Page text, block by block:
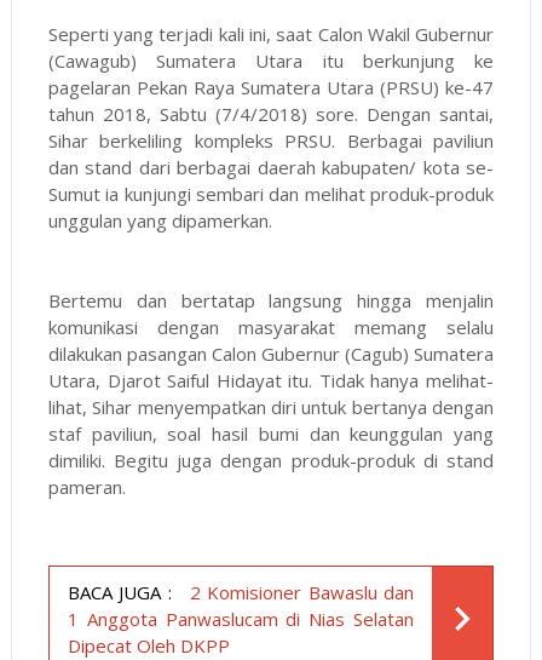
Seperti yang terjadi kali ini, saat Calon Wakil Gubernur
(Cawagub) Sumatera Utara itu berkunjung ke
pagelaran Pekan Raya Sumatera Utara (PRSU) ke-47
tahun 2018, Sabtu (7/4/2018) sore. Dengan santai,
Sihar berkeliling kompleks PRSU. Berbagai paviliun
dan stand dari berbagai daerah kabupaten/ kota se-
Sumut ia kunjungi sembari dan melihat produk-produk
unggulan yang dipamerkan.
Bertemu dan bertatap langsung hingga menjalin
komunikasi dengan masyarakat memang selalu
dilakukan pasangan Calon Gubernur (Cagub) Sumatera
Utara, Djarot Saiful Hidayat itu. Tidak hanya melihat-
lihat, Sihar menyempatkan diri untuk bertanya dengan
staf paviliun, soal hasil bumi dan keunggulan yang
dimiliki. Begitu juga dengan produk-produk di stand
pameran.
BACA JUGA :
2 Komisioner Bawaslu dan
1 Anggota Panwaslucam di Nias Selatan
Dipecat Oleh DKPP